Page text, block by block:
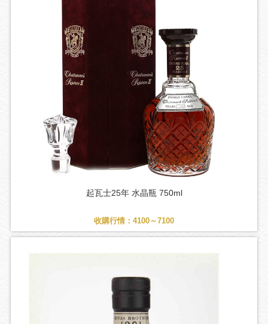
起瓦士25年 水晶瓶 750ml
收購行情：4100～7100